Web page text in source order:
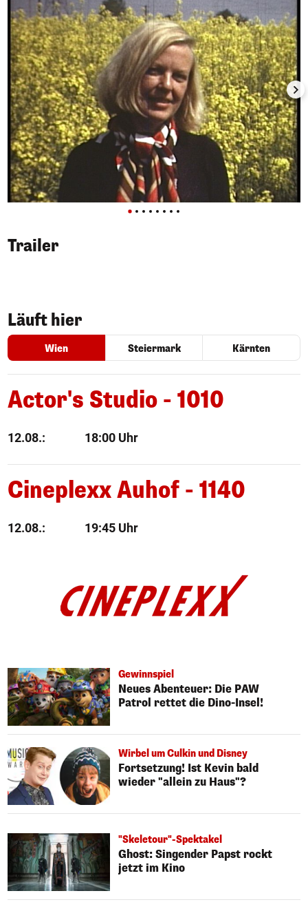
Trailer
Läuft hier
Wien Steiermark Kärnten
Actor's Studio - 1010
12.08.: 18:00 Uhr
Cineplexx Auhof - 1140
12.08.: 19:45 Uhr
Gewinnspiel
Neues Abenteuer: Die PAW
Patrol rettet die Dino-Insel!
Wirbel um Culkin und Disney
Fortsetzung! Ist Kevin bald
wieder "allein zu Haus"?
"Skeletour"-Spektakel
Ghost: Singender Papst rockt
jetzt im Kino